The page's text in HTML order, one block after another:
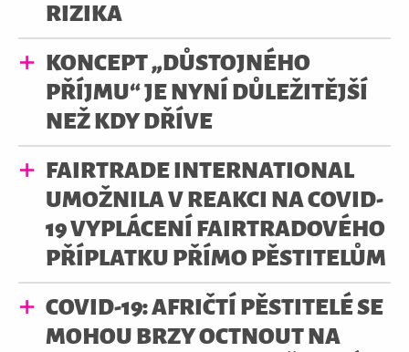
RIZIKA
KONCEPT „DŮSTOJNÉHO
PŘÍJMU“ JE NYNÍ DŮLEŽITĚJŠÍ
NEŽ KDY DŘÍVE
FAIRTRADE INTERNATIONAL
UMOŽNILA V REAKCI NA COVID-
19 VYPLÁCENÍ FAIRTRADOVÉHO
PŘÍPLATKU PŘÍMO PĚSTITELŮM
COVID-19: AFRIČTÍ PĚSTITELÉ SE
MOHOU BRZY OCTNOUT NA